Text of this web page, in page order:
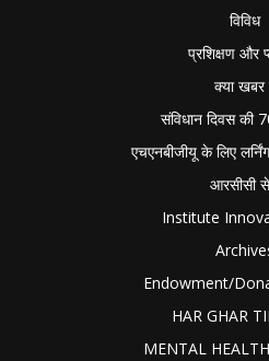
विविध
प्रशिक्षण और
क्या खबर
संविधान दिवस की
एचएनबीजीयू के लिए
आरसीसी
Institute
Endowment/
HAR GHAR
MENTAL